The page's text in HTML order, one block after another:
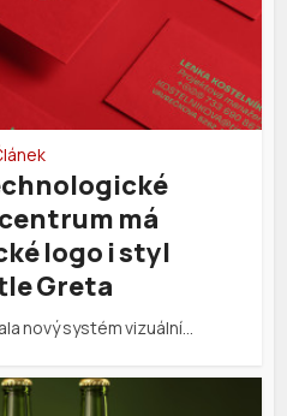
má
logo i styl
Greta
nový systém vizuální…